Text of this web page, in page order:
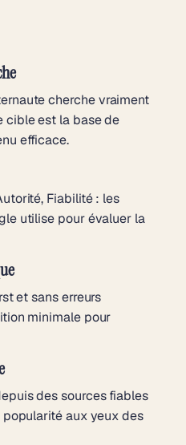
cherche vraiment
cible est la base de
efficace.
Fiabilité : les
utilise pour évaluer la
et sans erreurs
minimale pour
des sources fiables
aux yeux des